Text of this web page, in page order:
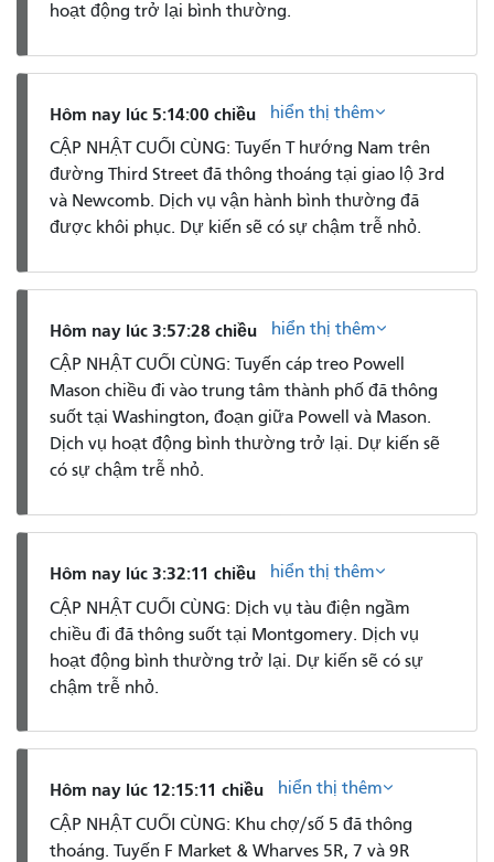
hoạt động trở lại bình thường.
Hôm nay lúc 5:14:00 chiều
hiển thị thêm
CẬP NHẬT CUỐI CÙNG: Tuyến T hướng Nam trên
đường Third Street đã thông thoáng tại giao lộ 3rd
và Newcomb. Dịch vụ vận hành bình thường đã
được khôi phục. Dự kiến ​​sẽ có sự chậm trễ nhỏ.
Hôm nay lúc 3:57:28 chiều
hiển thị thêm
CẬP NHẬT CUỐI CÙNG: Tuyến cáp treo Powell
Mason chiều đi vào trung tâm thành phố đã thông
suốt tại Washington, đoạn giữa Powell và Mason.
Dịch vụ hoạt động bình thường trở lại. Dự kiến ​​sẽ
có sự chậm trễ nhỏ.
Hôm nay lúc 3:32:11 chiều
hiển thị thêm
CẬP NHẬT CUỐI CÙNG: Dịch vụ tàu điện ngầm
chiều đi đã thông suốt tại Montgomery. Dịch vụ
hoạt động bình thường trở lại. Dự kiến ​​sẽ có sự
chậm trễ nhỏ.
Hôm nay lúc 12:15:11 chiều
hiển thị thêm
CẬP NHẬT CUỐI CÙNG: Khu chợ/số 5 đã thông
thoáng. Tuyến F Market & Wharves 5R, 7 và 9R